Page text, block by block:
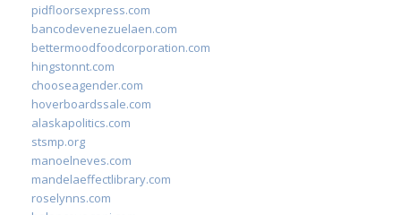
pidfloorsexpress.com
bancodevenezuelaen.com
bettermoodfoodcorporation.com
hingstonnt.com
chooseagender.com
hoverboardssale.com
alaskapolitics.com
stsmp.org
manoelneves.com
mandelaeffectlibrary.com
roselynns.com